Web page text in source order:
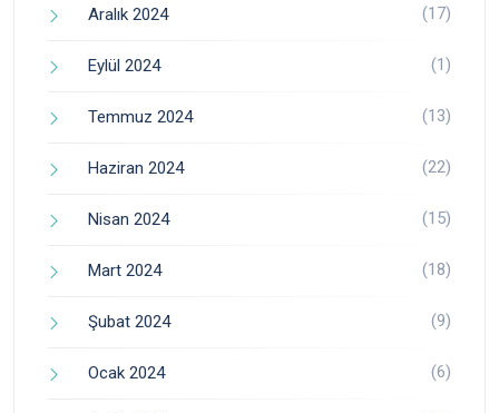
Aralık 2024 (17)
Eylül 2024 (1)
Temmuz 2024 (13)
Haziran 2024 (22)
Nisan 2024 (15)
Mart 2024 (18)
Şubat 2024 (9)
Ocak 2024 (6)